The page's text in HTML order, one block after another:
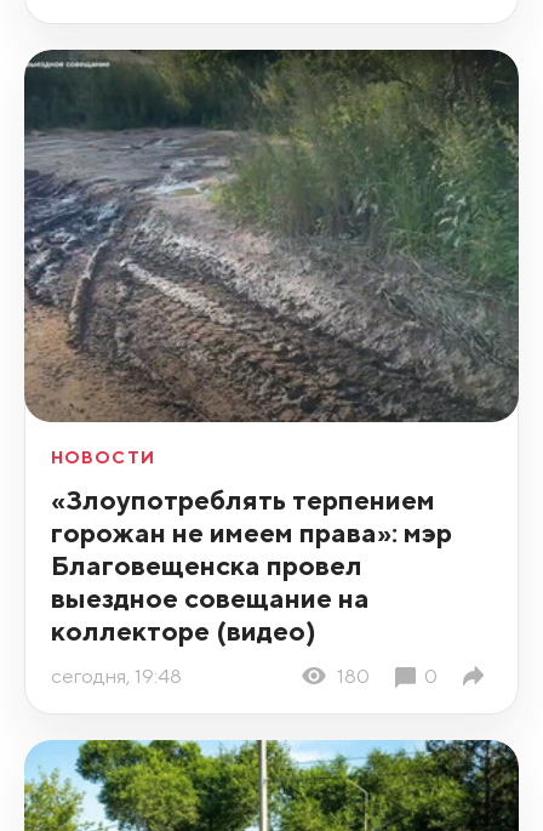
НОВОСТИ
«Злоупотреблять терпением
горожан не имеем права»: мэр
Благовещенска провел
выездное совещание на
коллекторе (видео)
сегодня, 19:48 180 0